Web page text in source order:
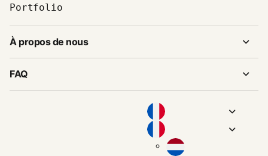
Portfolio
À propos de nous
FAQ